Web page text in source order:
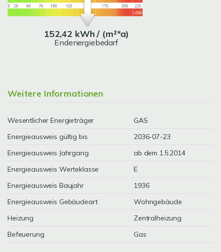
152,42 kWh / (m²*a)
Endenergiebedarf
Weitere Informationen
Wesentlicher Energieträger
GAS
Energieausweis gültig bis
2036-07-23
Energieausweis Jahrgang
ab dem 1.5.2014
Energieausweis Werteklasse
E
Energieausweis Baujahr
1936
Energieausweis Gebäudeart
Wohngebäude
Heizung
Zentralheizung
Befeuerung
Gas